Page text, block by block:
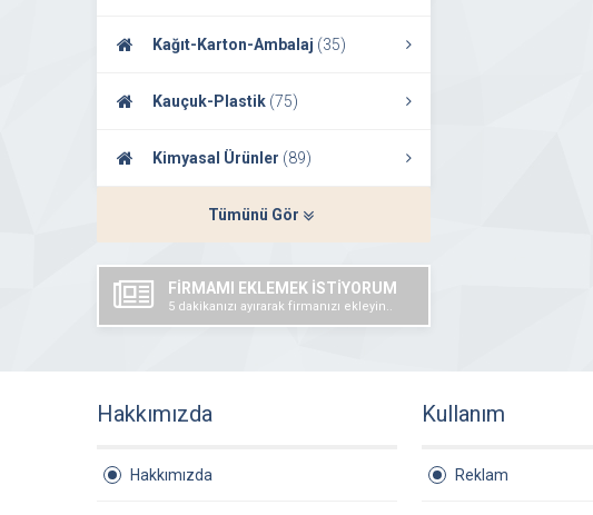
Kağıt-Karton-Ambalaj (35)
Kauçuk-Plastik (75)
Kimyasal Ürünler (89)
Tümünü Gör
FİRMAMI EKLEMEK İSTİYORUM
5 dakikanızı ayırarak firmanızı ekleyin..
Hakkımızda
Hakkımızda
Kullanım
Reklam